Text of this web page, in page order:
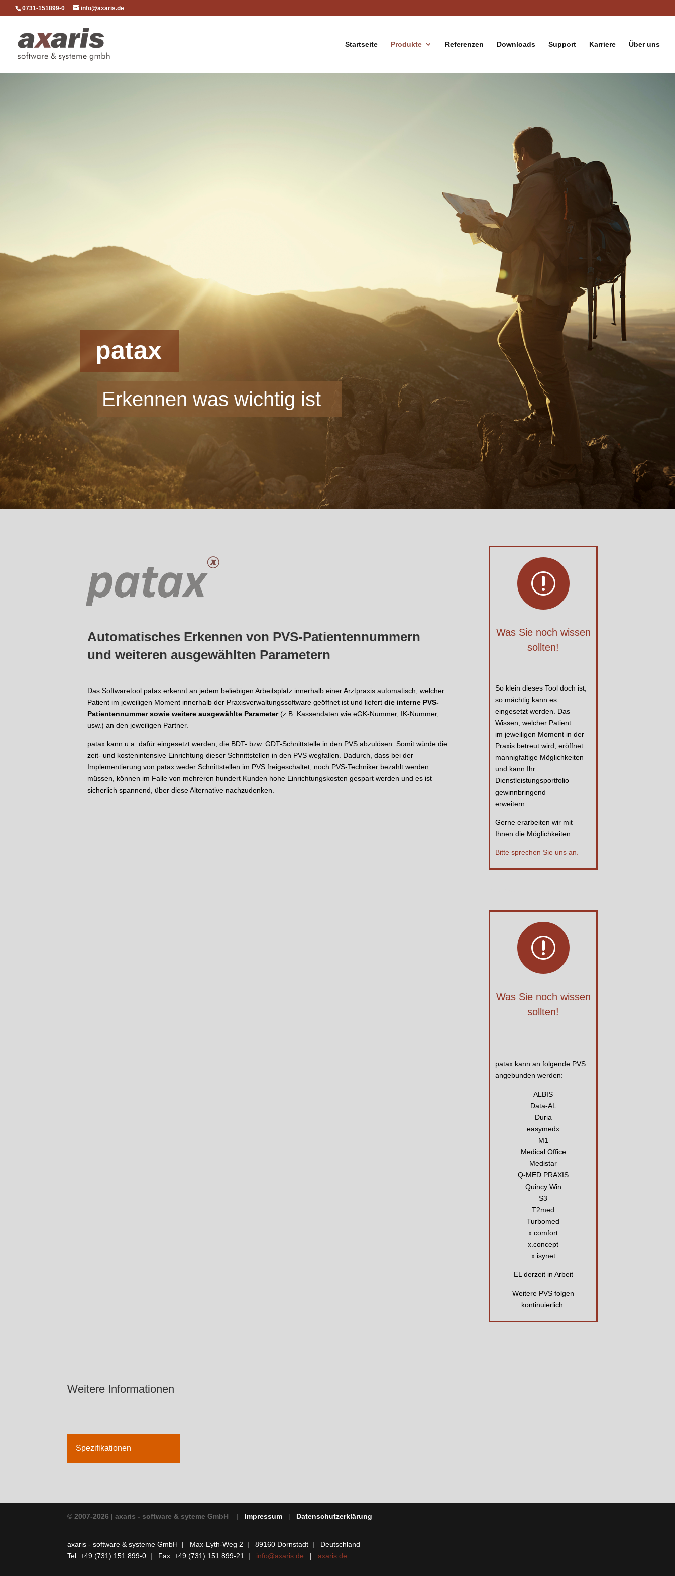
0731-151899-0 info@axaris.de
Startseite Produkte Referenzen Downloads Support Karriere Über uns
patax
Erkennen was wichtig ist
Automatisches Erkennen von PVS-Patientennummern
und weiteren ausgewählten Parametern
Das Softwaretool patax erkennt an jedem beliebigen Arbeitsplatz innerhalb einer Arztpraxis automatisch, welcher
Patient im jeweiligen Moment innerhalb der Praxisverwaltungssoftware geöffnet ist und liefertdie interne PVS-
Patientennummer sowie weitere ausgewählte Parameter(z.B. Kassendaten wie eGK-Nummer, IK-Nummer,
usw.) an den jeweiligen Partner.
patax kann u.a. dafür eingesetzt werden, die BDT- bzw. GDT-Schnittstelle in den PVS abzulösen. Somit würde die
zeit- und kostenintensive Einrichtung dieser Schnittstellen in den PVS wegfallen. Dadurch, dass bei der
Implementierung von patax weder Schnittstellen im PVS freigeschaltet, noch PVS-Techniker bezahlt werden
müssen, können im Falle von mehreren hundert Kunden hohe Einrichtungskosten gespart werden und es ist
sicherlich spannend, über diese Alternative nachzudenken.
r
Was Sie noch wissen
sollten!
So klein dieses Tool doch ist,
so mächtig kann es
eingesetzt werden. Das
Wissen, welcher Patient
im jeweiligen Moment in der
Praxis betreut wird, eröffnet
mannigfaltige Möglichkeiten
und kann Ihr
Dienstleistungsportfolio
gewinnbringend
erweitern.
Gerne erarbeiten wir mit
Ihnen die Möglichkeiten.
Bitte sprechen Sie uns an.
r
Was Sie noch wissen
sollten!
patax kann an folgende PVS
angebunden werden:
ALBIS
Data-AL
Duria
easymedx
M1
Medical Office
Medistar
Q-MED.PRAXIS
Quincy Win
S3
T2med
Turbomed
x.comfort
x.concept
x.isynet
EL derzeit in Arbeit
Weitere PVS folgen
kontinuierlich.
Weitere Informationen
Spezifikationen
© 2007-2026 | axaris - software & syteme GmbH | Impressum | Datenschutzerklärung
axaris - software & systeme GmbH | Max-Eyth-Weg 2 | 89160 Dornstadt | Deutschland
Tel: +49 (731) 151 899-0 |
Fax: +49 (731) 151 899-21 | info@axaris.de |axaris.de